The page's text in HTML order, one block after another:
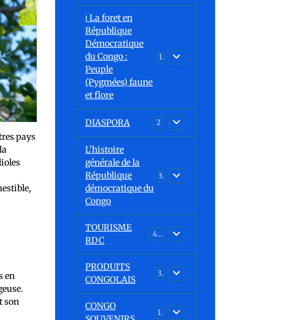
pays
en
son
ℹ️ La foret en
République
Démocratique
du Congo :
Peuple
(Pygmées) faune
et flore
15
DIASPORA 2
L'histoire
générale de la
République
démocratique du
Congo
30
TOURISME
RDC
43
PRODUITS
CONGOLAIS
3
CONGO
1